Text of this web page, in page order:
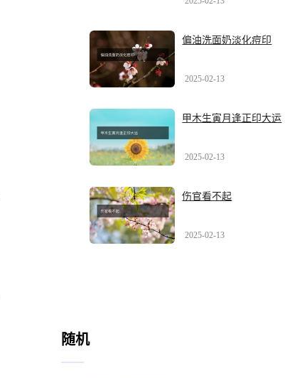
偏油洗面奶淡化痘印
2025-02-13
甲木生寅月逢正印大运
2025-02-13
伤官看不起
2025-02-13
随机